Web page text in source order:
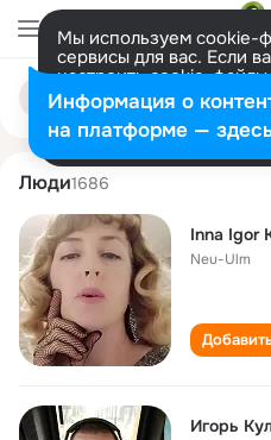
Мы используем cookie-
сервисы для вас. Если
настроить cookie-
представитель. Больше
Разрешить все
Поиск
людям
igor kulikov
Люди1686
Inna Igor
Neu-Ulm
Игорь
Информация о
на платформе —